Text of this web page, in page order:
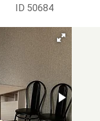
ID 50684